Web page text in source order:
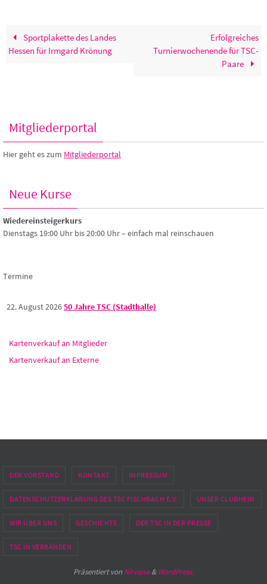
Sportplakette des Landes
Hessen für Irmgard Krönung
Erfolgreiches
Turnierwochenende für TSC-
Paare
Mitgliederportal
Hier geht es zum Mitgliederportal
Neue Kurse
Wiedereinsteigerkurs
Dienstags 19:00 Uhr bis 20:00 Uhr – einfach mal reinschauen
Termine
22. August 202650 Jahre TSC (Stadthalle)
Kartenverkauf an Mitglieder
Kartenverkauf an Externe
DER VORSTAND KONTAKT IMPRESSUM
DATENSCHUTZERKLÄRUNG DES TSC FISCHBACH E.V. UNSER CLUBHEIM
WIR ÜBER UNS GESCHICHTE DER TSC IN DER PRESSE
TSC IN VERBÄNDEN
Präsentiert von Nirvana & WordPress.